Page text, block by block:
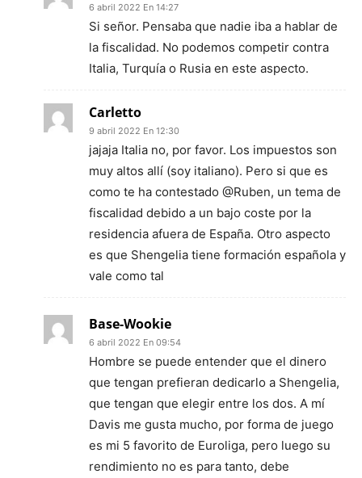
6 abril 2022 En 14:27
Si señor. Pensaba que nadie iba a hablar de
la fiscalidad. No podemos competir contra
Italia, Turquía o Rusia en este aspecto.
Carletto
9 abril 2022 En 12:30
jajaja Italia no, por favor. Los impuestos son
muy altos allí (soy italiano). Pero si que es
como te ha contestado @Ruben, un tema de
fiscalidad debido a un bajo coste por la
residencia afuera de España. Otro aspecto
es que Shengelia tiene formación española y
vale como tal
Base-Wookie
6 abril 2022 En 09:54
Hombre se puede entender que el dinero
que tengan prefieran dedicarlo a Shengelia,
que tengan que elegir entre los dos. A mí
Davis me gusta mucho, por forma de juego
es mi 5 favorito de Euroliga, pero luego su
rendimiento no es para tanto, debe